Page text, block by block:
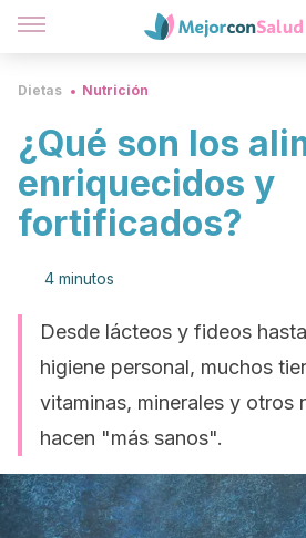
Dietas Nutrición
¿Qué son los
enriquecidos y
fortificados?
4 minutos
Desde lácteos y fideos
higiene personal, muchos
vitaminas, minerales y otros
hacen "más sanos".